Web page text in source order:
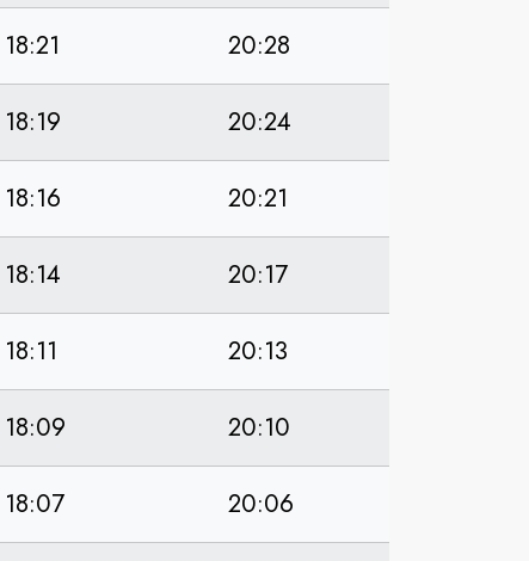
18:21 20:28
18:19 20:24
18:16 20:21
18:14 20:17
18:11 20:13
18:09 20:10
18:07 20:06